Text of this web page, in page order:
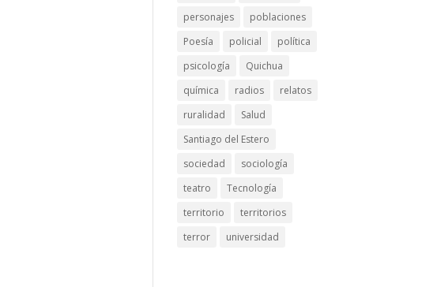
personajes
poblaciones
Poesía
policial
política
psicología
Quichua
química
radios
relatos
ruralidad
Salud
Santiago del Estero
sociedad
sociología
teatro
Tecnología
territorio
territorios
terror
universidad